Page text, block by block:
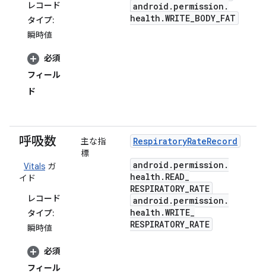
レコード
タイプ:
瞬時値
必須
フィール
ド
android . permission .
health .WRITE_BODY_FAT
呼吸数
Vitals ガ
イド
レコード
タイプ:
瞬時値
必須
フィール
主な指
標
RespiratoryRateRecord
android . permission .
health . READ_
RESPIRATORY_RATE
android . permission .
health .WRITE_
RESPIRATORY_RATE